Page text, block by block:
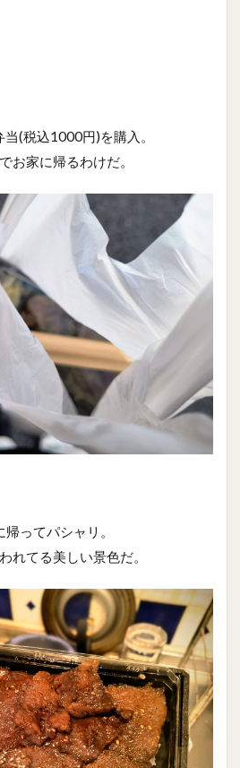
(税込1000円)を購入。
お家に帰るわけだ。
帰ってパシャリ。
れてる美しい景色だ。